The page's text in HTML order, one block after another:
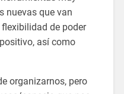
nuevas que van
de poder
así como
organizarnos, pero